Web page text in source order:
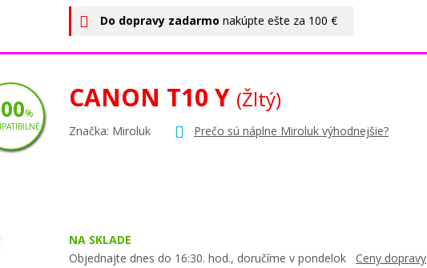
Do dopravy zadarmo nakúpte ešte za 100 €
CANON T10 Y (Žltý)
Značka: Miroluk Prečo sú náplne Miroluk výhodnejšie?
NA SKLADE
Objednajte dnes do 16:30. hod., doručíme v pondelok Ceny dopravy
%